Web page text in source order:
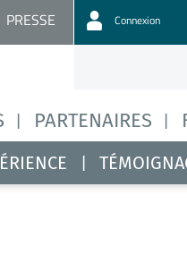
PARTENAIRES
PRESSE Connexion